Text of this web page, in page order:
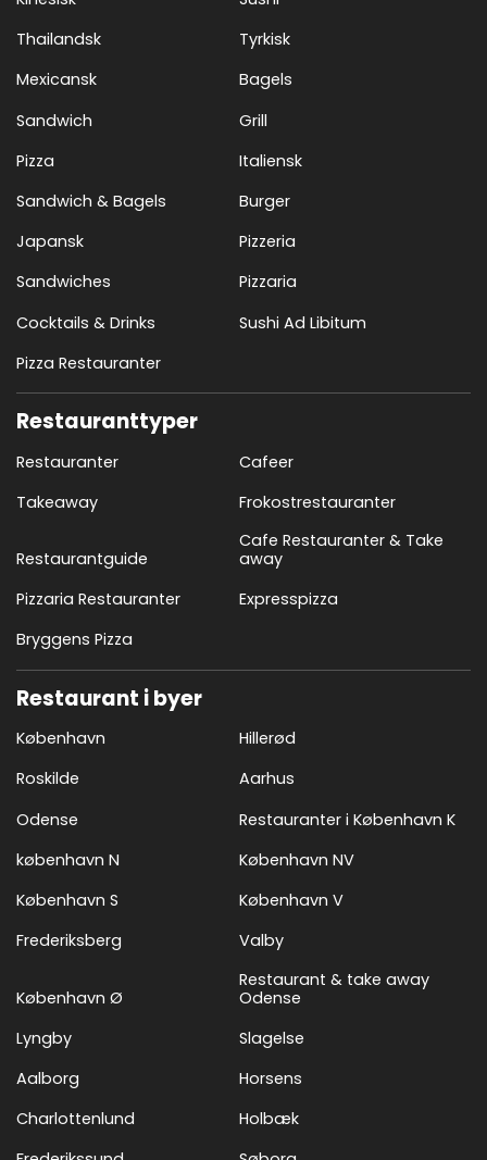
Thailandsk
Tyrkisk
Mexicansk
Bagels
Sandwich
Grill
Pizza
Italiensk
Sandwich & Bagels
Burger
Japansk
Pizzeria
Sandwiches
Pizzaria
Cocktails & Drinks
Sushi Ad Libitum
Pizza Restauranter
Restauranttyper
Restauranter
Cafeer
Takeaway
Frokostrestauranter
Restaurantguide
Cafe Restauranter & Take
away
Pizzaria Restauranter
Expresspizza
Bryggens Pizza
Restaurant i byer
København
Hillerød
Roskilde
Aarhus
Odense
Restauranter i København K
københavn N
København NV
København S
København V
Frederiksberg
Valby
København Ø
Restaurant & take away
Odense
Lyngby
Slagelse
Aalborg
Horsens
Charlottenlund
Holbæk